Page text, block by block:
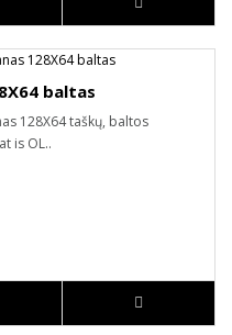
baltas
128X64 taškų, baltos
is OL..